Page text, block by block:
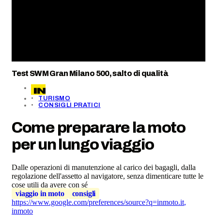
Test SWM Gran Milano 500, salto di qualità
TURISMO
CONSIGLI PRATICI
Come preparare la moto
per un lungo viaggio
Dalle operazioni di manutenzione al carico dei bagagli, dalla
regolazione dell'assetto al navigatore, senza dimenticare tutte le
cose utili da avere con sé
viaggio in moto
consigli
https://www.google.com/preferences/source?q=inmoto.it,
inmoto